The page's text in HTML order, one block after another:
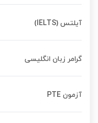
آیلتس (IELTS)
گرامر زبان انگلیسی
آزمون PTE